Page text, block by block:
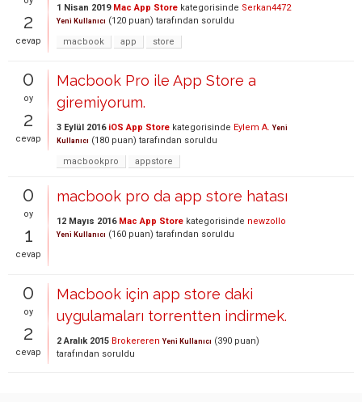
2
cevap
1 Nisan 2019 Mac App Store kategorisinde Serkan4472
Yeni Kullanıcı (120 puan) tarafından soruldu
macbook
app store
0
oy
2
cevap
Macbook Pro ile App Store a
giremiyorum.
3 Eylül 2016 iOS App Store kategorisinde Eylem A. Yeni
Kullanıcı (180 puan) tarafından soruldu
macbookpro
appstore
0
oy
1
cevap
macbook pro da app store hatası
12 Mayıs 2016 Mac App Store kategorisinde newzollo
Yeni Kullanıcı (160 puan) tarafından soruldu
0
oy
2
cevap
Macbook için app store daki
uygulamaları torrentten indirmek.
2 Aralık 2015 Brokereren Yeni Kullanıcı (390 puan)
tarafından soruldu